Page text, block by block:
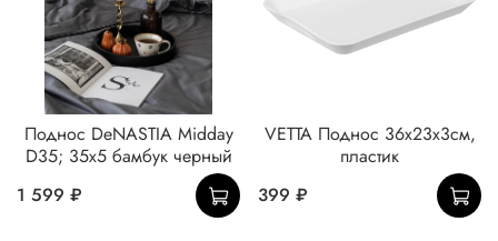
Поднос DeNASTIA Midday
D35; 35x5 бамбук черный
1 599 ₽
VETTA Поднос 36x23x3см,
пластик
399 ₽